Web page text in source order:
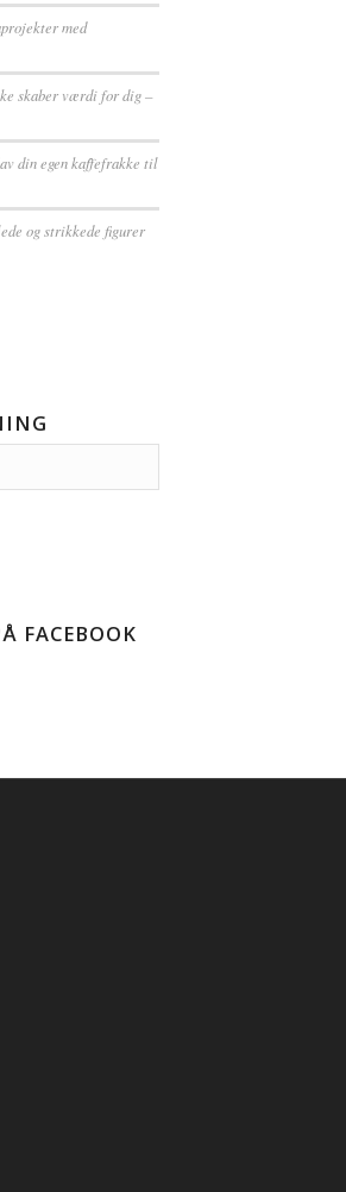
med
skaber værdi for dig –
din egen kaffefrakke til
og strikkede figurer
FACEBOOK